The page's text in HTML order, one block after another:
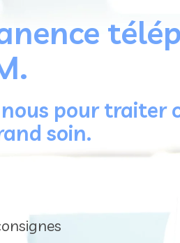
pour traiter
soin.